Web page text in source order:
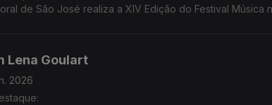
de São José realiza a XIV Edição do Festival Música
Lena Goulart
2026